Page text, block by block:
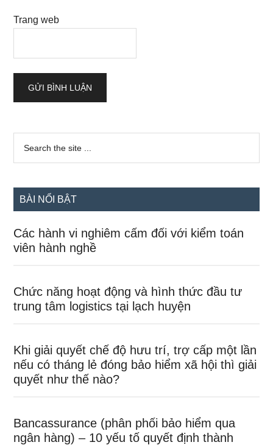
Trang web
Sidebar
chính
...
BÀI NỔI BẬT
Các hành vi nghiêm cấm đối với kiểm toán
viên hành nghề
Chức năng hoạt động và hình thức đầu tư
trung tâm logistics tại lạch huyện
Khi giải quyết chế độ hưu trí, trợ cấp một lần
nếu có tháng lẻ đóng bảo hiểm xã hội thì giải
quyết như thế nào?
Bancassurance (phân phối bảo hiểm qua
ngân hàng) – 10 yếu tố quyết định thành